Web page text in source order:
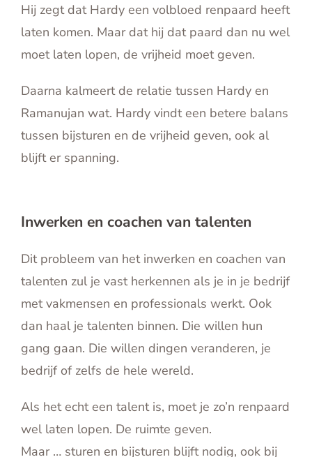
Hij zegt dat Hardy een volbloed renpaard heeft
laten komen. Maar dat hij dat paard dan nu wel
moet laten lopen, de vrijheid moet geven.
Daarna kalmeert de relatie tussen Hardy en
Ramanujan wat. Hardy vindt een betere balans
tussen bijsturen en de vrijheid geven, ook al
blijft er spanning.
Inwerken en coachen van talenten
Dit probleem van het inwerken en coachen van
talenten zul je vast herkennen als je in je bedrijf
met vakmensen en professionals werkt. Ook
dan haal je talenten binnen. Die willen hun
gang gaan. Die willen dingen veranderen, je
bedrijf of zelfs de hele wereld.
Als het echt een talent is, moet je zo’n renpaard
wel laten lopen. De ruimte geven.
Maar … sturen en bijsturen blijft nodig, ook bij